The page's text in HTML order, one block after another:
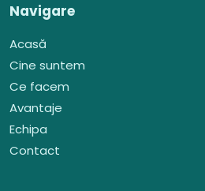
Navigare
Acasă
Cine suntem
Ce facem
Avantaje
Echipa
Contact